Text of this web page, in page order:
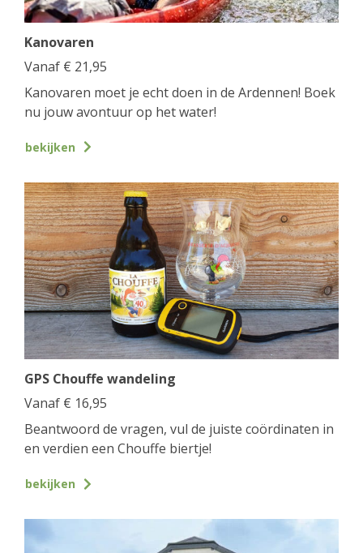
Kanovaren
Vanaf € 21,95
Kanovaren moet je echt doen in de Ardennen! Boek
nu jouw avontuur op het water!
bekijken
GPS Chouffe wandeling
Vanaf € 16,95
Beantwoord de vragen, vul de juiste coördinaten in
en verdien een Chouffe biertje!
bekijken